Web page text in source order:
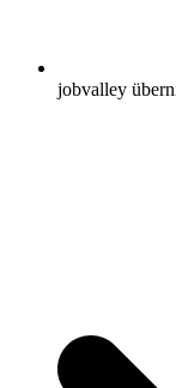
jobvalley